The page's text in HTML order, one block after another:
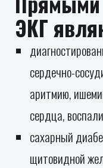
ЭКГ
сердечно-
аритмию,
сердца,
сахарный
щитовидной